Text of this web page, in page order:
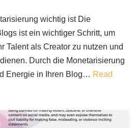
wichtig ist Die
ist ein wichtiger Schritt, um
Talent als Creator zu nutzen und
Durch die Monetarisierung
Energie in Ihren Blog… Read